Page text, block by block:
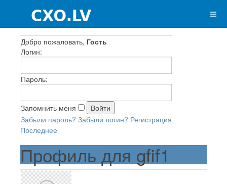
Добро пожаловать, Гость
Логин:
Пароль:
Запомнить меня
Забыли пароль? Забыли логин? Регистрация
Последнее
Профиль для gfif1